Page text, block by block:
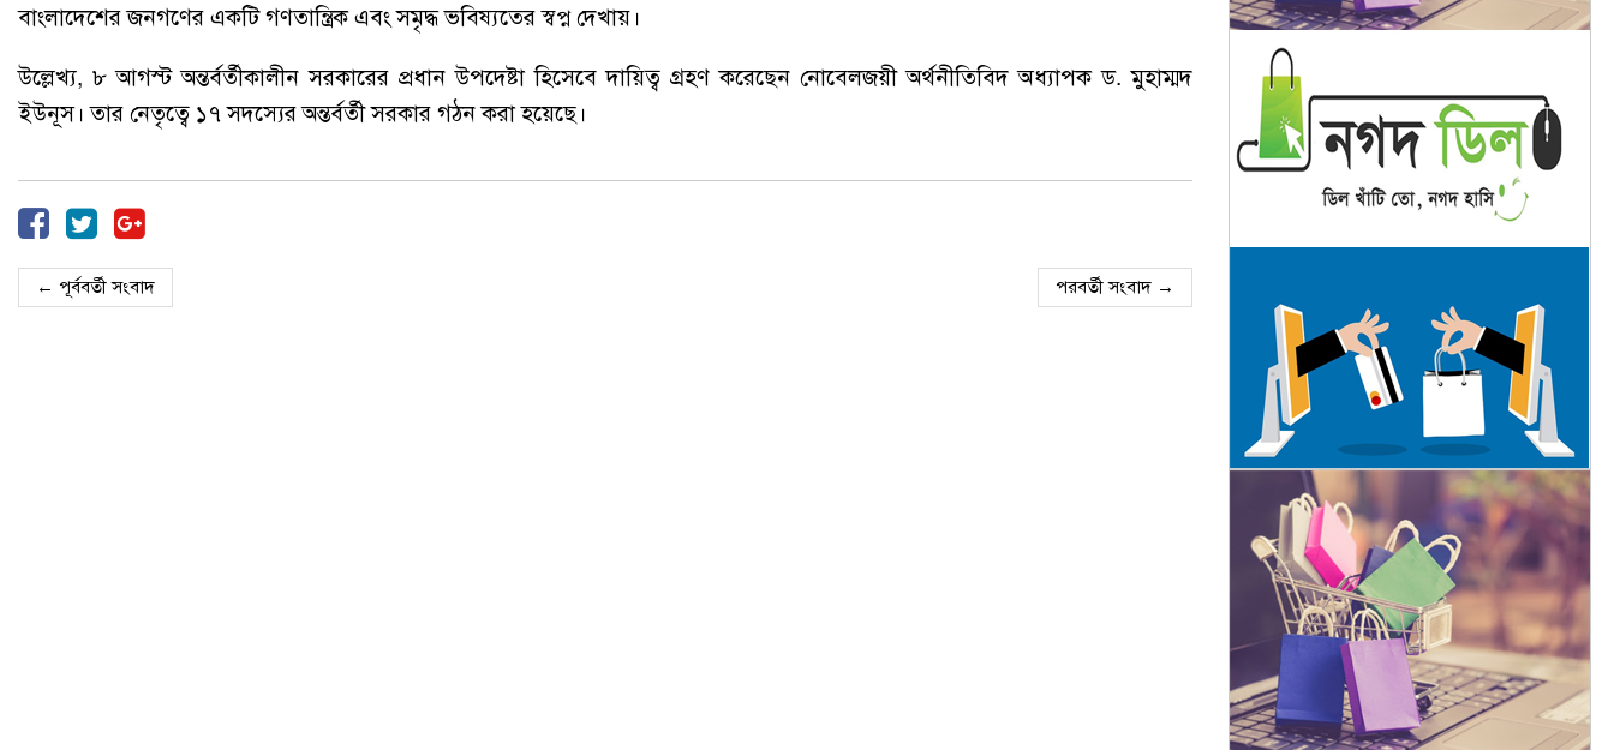
বাংলাদেশের জনগণের একটি গণতান্ত্রিক এবং সমৃদ্ধ ভবিষ্যতের স্বপ্ন দেখায়।
উল্লেখ্য, ৮ আগস্ট অন্তর্বর্তীকালীন সরকারের প্রধান উপদেষ্টা হিসেবে দায়িত্ব গ্রহণ করেছেন নোবেলজয়ী অর্থনীতিবিদ অধ্যাপক ড. মুহাম্মদ
ইউনূস। তার নেতৃত্বে ১৭ সদস্যের অন্তর্বর্তী সরকার গঠন করা হয়েছে।
← পূর্ববর্তী সংবাদ পরবর্তী সংবাদ →